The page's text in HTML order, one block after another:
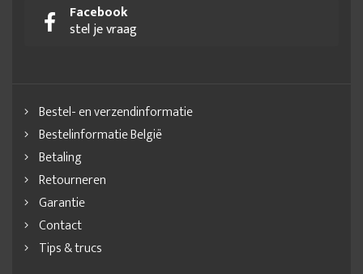
Facebook
stel je vraag
Bestel- en verzendinformatie
Bestelinformatie België
Betaling
Retourneren
Garantie
Contact
Tips & trucs